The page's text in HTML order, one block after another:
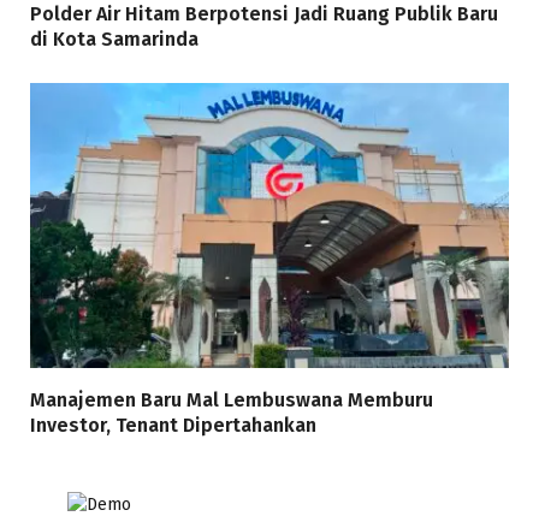
Polder Air Hitam Berpotensi Jadi Ruang Publik Baru
di Kota Samarinda
Manajemen Baru Mal Lembuswana Memburu
Investor, Tenant Dipertahankan